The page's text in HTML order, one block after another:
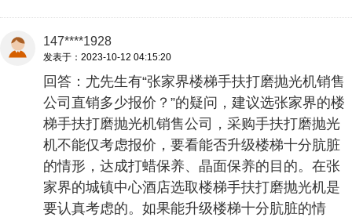
147****1928
发表于：2023-10-12 04:15:20
回答：尤先生有“张家界楼梯手扶打磨抛光机销售
公司直销多少报价？”的疑问，建议选张家界的楼
梯手扶打磨抛光机销售公司，采购手扶打磨抛光
机不能仅考虑报价，要看能否升级楼梯十分肮脏
的情形，达成打蜡保养、晶面保养的目的。在张
家界的城镇中心酒店选取楼梯手扶打磨抛光机是
要认真考虑的。如果能升级楼梯十分肮脏的情